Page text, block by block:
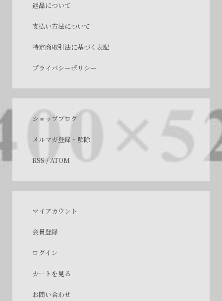
返品について
支払い方法について
特定商取引法に基づく表記
プライバシーポリシー
ショップブログ
メルマガ登録・解除
RSS/ATOM
マイアカウント
会員登録
ログイン
カートを見る
お問い合わせ